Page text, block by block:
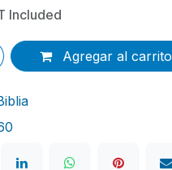
Included
Agregar al carrito